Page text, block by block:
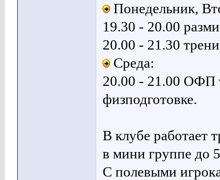
Понедельник,
19.30 - 20.00
20.00 - 21.30
Среда:
20.00 - 21.00 ОФП
физподготовке.
В клубе работает
в мини группе до
С полевыми